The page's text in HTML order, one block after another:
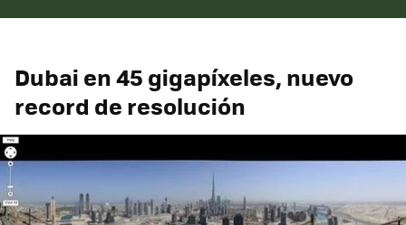
Dubai en 45 gigapíxeles, nuevo
record de resolución